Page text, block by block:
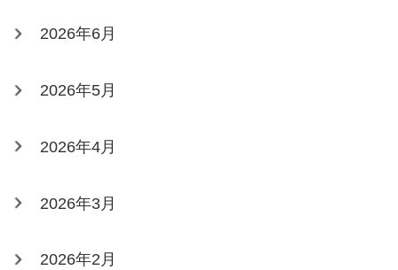
2026年6月
2026年5月
2026年4月
2026年3月
2026年2月